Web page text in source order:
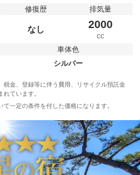
修復歴
なし
排気量
2000
cc
車体色
シルバー
金、登録等に伴う費用、リサイクル預託金
ています。
一定の条件を付した価格になります。